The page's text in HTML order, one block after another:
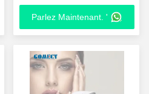
pédicure et de manucure
Efile Machine de fichier
d'ongles pour salon
d'ongles
Parlez Maintenant. '